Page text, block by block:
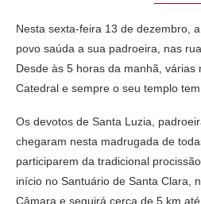
Nesta sexta-feira 13 de dezembro,
povo saúda a sua padroeira, nas
Desde às 5 horas da manhã, várias
Catedral e sempre o seu templo
Os devotos de Santa Luzia,
chegaram nesta madrugada de
participarem da tradicional
início no Santuário de Santa Clara,
Câmara e seguirá cerca de 5 km